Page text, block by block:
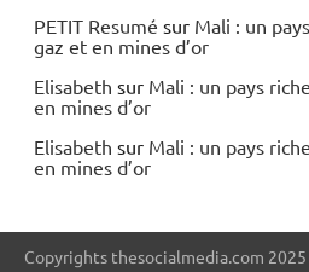
PETIT Resumé sur Mali : un
gaz et en mines d’or
Elisabeth sur Mali : un pays
en mines d’or
Elisabeth sur Mali : un pays
en mines d’or
Copyrights thesocialmedia.com 2025